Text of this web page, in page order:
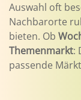
Auswahl oft
Nachbarorte
bieten. Ob
Themenmarkt:
passende